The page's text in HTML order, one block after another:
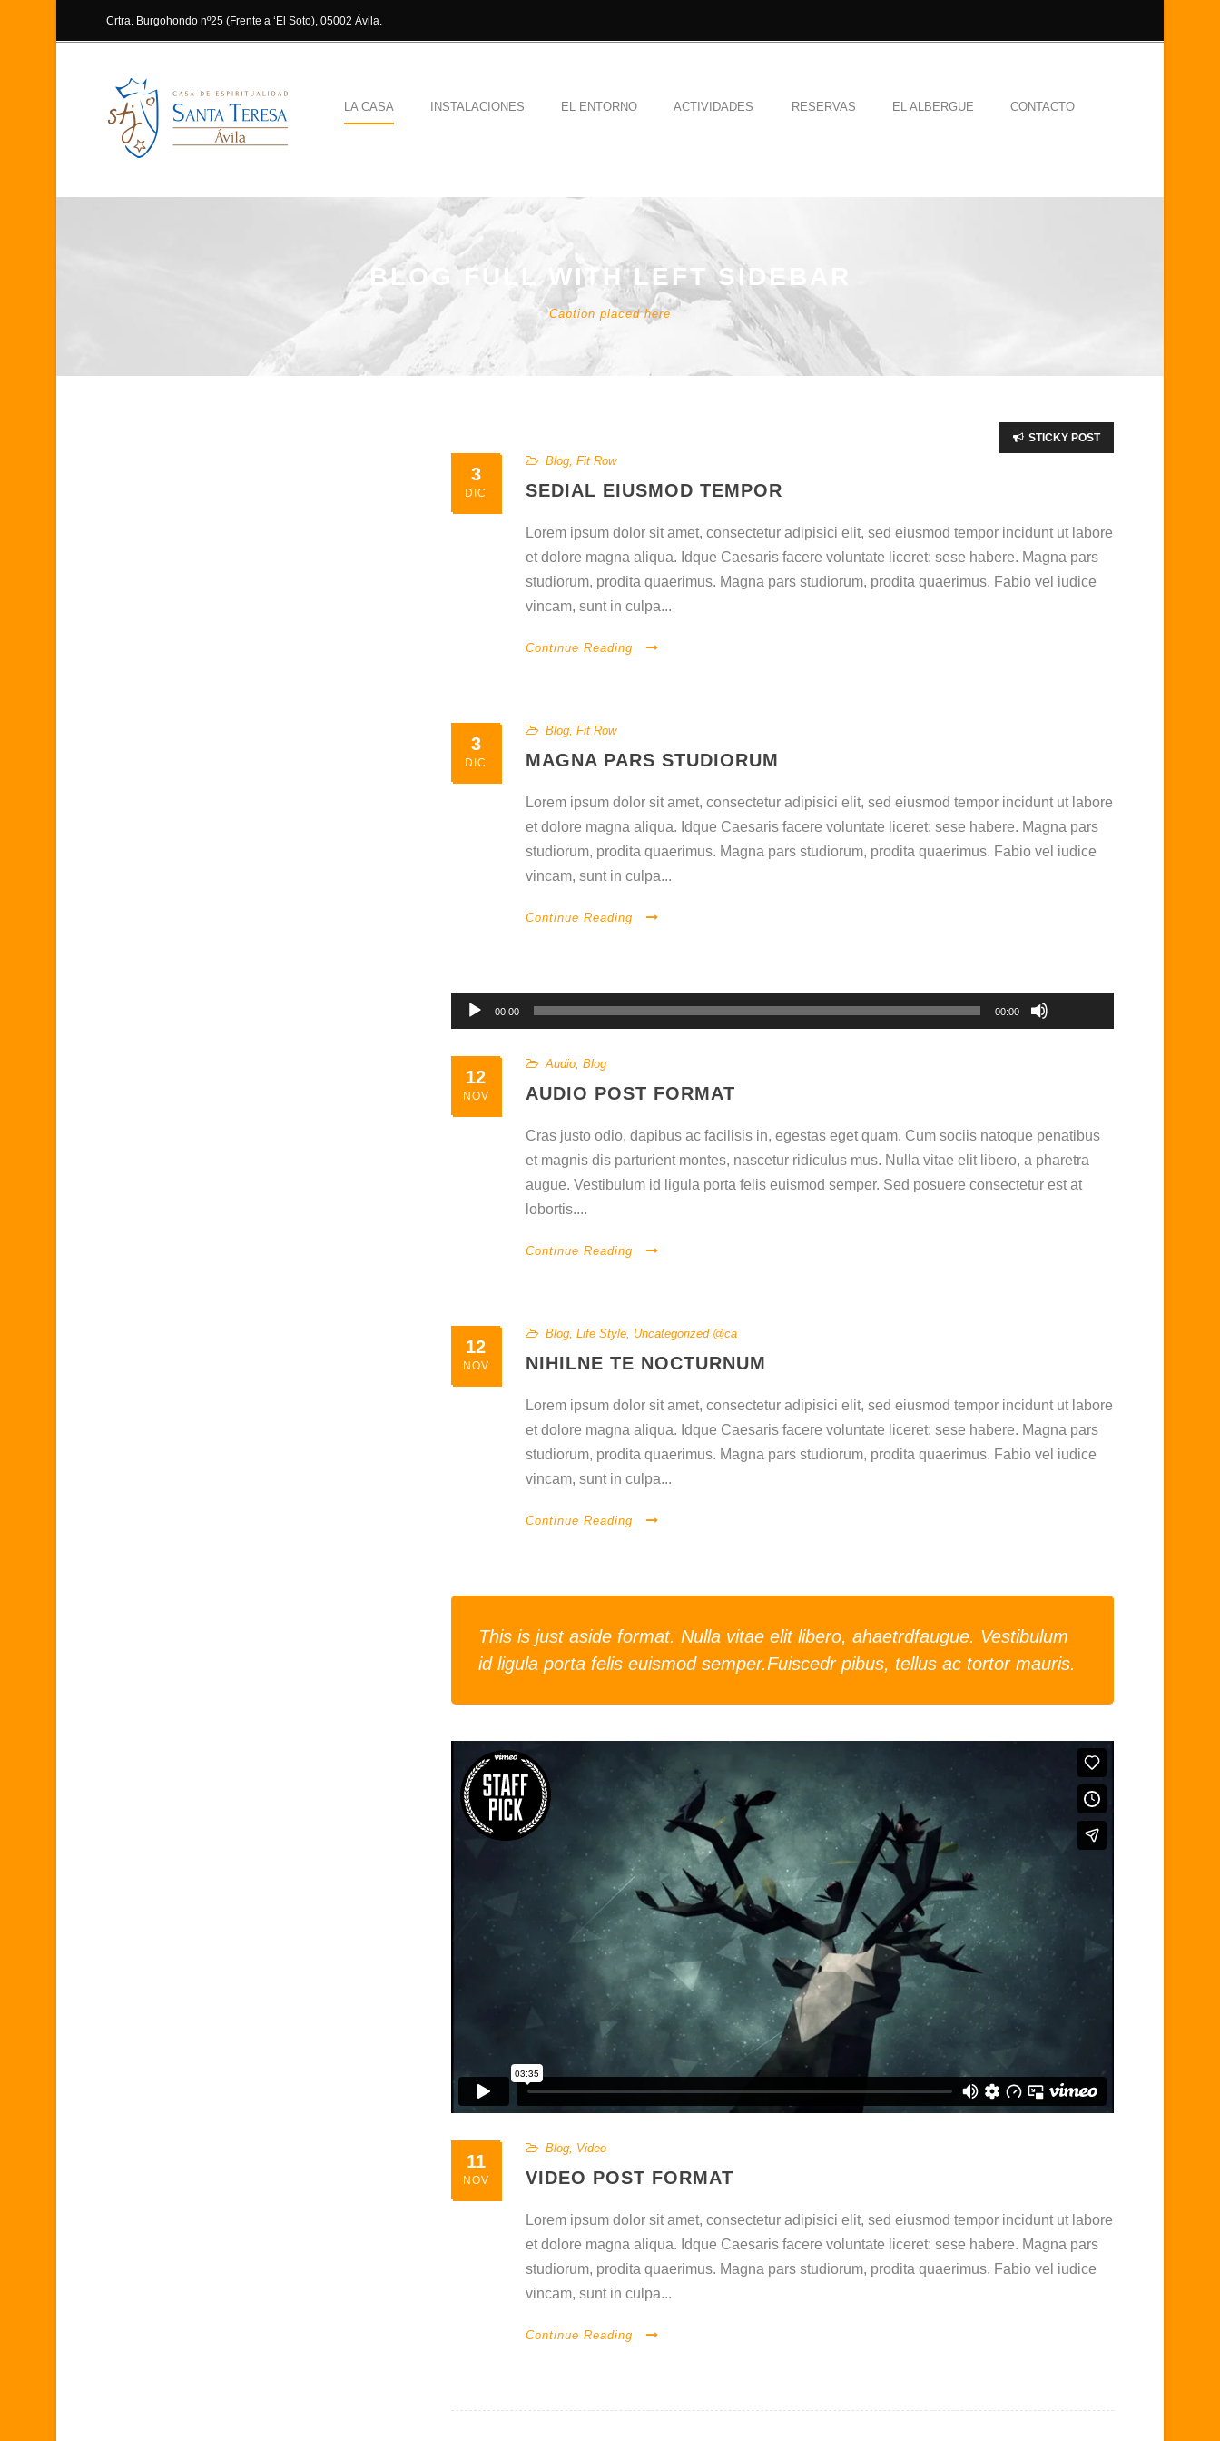
Crtra. Burgohondo nº25 (Frente a ‘El Soto), 05002 Ávila.
LA CASA INSTALACIONES EL ENTORNO ACTIVIDADES RESERVAS EL ALBERGUE CONTACTO
BLOG FULL WITH LEFT SIDEBAR
Caption placed here
STICKY POST
3
DIC
Blog, Fit Row
SEDIAL EIUSMOD TEMPOR
Lorem ipsum dolor sit amet, consectetur adipisici elit, sed eiusmod tempor incidunt ut labore
et dolore magna aliqua. Idque Caesaris facere voluntate liceret: sese habere. Magna pars
studiorum, prodita quaerimus. Magna pars studiorum, prodita quaerimus. Fabio vel iudice
vincam, sunt in culpa...
Continue Reading
3
DIC
Blog, Fit Row
MAGNA PARS STUDIORUM
Lorem ipsum dolor sit amet, consectetur adipisici elit, sed eiusmod tempor incidunt ut labore
et dolore magna aliqua. Idque Caesaris facere voluntate liceret: sese habere. Magna pars
studiorum, prodita quaerimus. Magna pars studiorum, prodita quaerimus. Fabio vel iudice
vincam, sunt in culpa...
Continue Reading
Reproductor
de
00:00 00:00
12
NOV
Audio, Blog
AUDIO POST FORMAT
Cras justo odio, dapibus ac facilisis in, egestas eget quam. Cum sociis natoque penatibus
et magnis dis parturient montes, nascetur ridiculus mus. Nulla vitae elit libero, a pharetra
augue. Vestibulum id ligula porta felis euismod semper. Sed posuere consectetur est at
lobortis....
Continue Reading
12
NOV
Blog, Life Style, Uncategorized @ca
NIHILNE TE NOCTURNUM
Lorem ipsum dolor sit amet, consectetur adipisici elit, sed eiusmod tempor incidunt ut labore
et dolore magna aliqua. Idque Caesaris facere voluntate liceret: sese habere. Magna pars
studiorum, prodita quaerimus. Magna pars studiorum, prodita quaerimus. Fabio vel iudice
vincam, sunt in culpa...
Continue Reading
This is just aside format. Nulla vitae elit libero, ahaetrdfaugue. Vestibulum
id ligula porta felis euismod semper.Fuiscedr pibus, tellus ac tortor mauris.
11
NOV
Blog Video
VIDEO POST FORMAT
Lorem ipsum dolor sit amet, consectetur adipisici elit, sed eiusmod tempor incidunt ut labore
et dolore magna aliqua. Idque Caesaris facere voluntate liceret: sese habere. Magna pars
studiorum, prodita quaerimus. Magna pars studiorum, prodita quaerimus. Fabio vel iudice
vincam, sunt in culpa...
Continue Reading